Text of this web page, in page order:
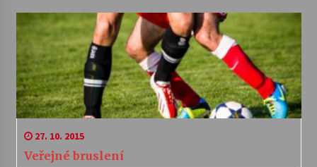
27. 10. 2015
Veřejné bruslení